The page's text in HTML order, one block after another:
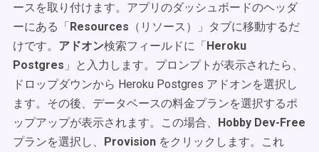
ースを取り付けます。アプリのダッシュボードのヘッダ
ーにある「Resources （リソース）」タブに移動するだ
けです。 アドオン検索フィールドに「Heroku
Postgres 」と入力します。プロンプトが表示されたら、
ドロップダウンから Heroku Postgres アドオンを選択し
ます。その後、データベースの料金プランを選択するポ
ップアップが表示されます。この場合、 Hobby Dev-Free
プランを選択し、 Provision をクリックします。これ